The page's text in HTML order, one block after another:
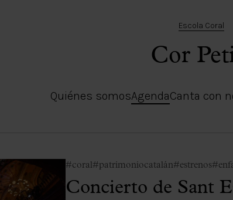
Escola Coral
Cor
Quiénes somosAgendaCanta con
#coral #patrimoniocatalán#estrenos
Concierto de Sant